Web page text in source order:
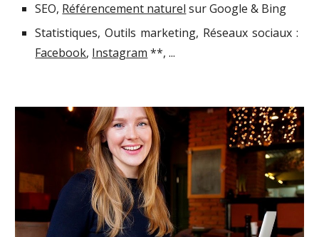
SEO, Référencement naturel sur Google & Bing
Statistiques, Outils marketing, Réseaux sociaux :
Facebook, Instagram **, ...